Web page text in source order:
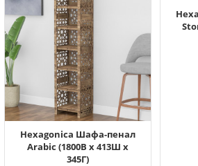
Hexagonica Шафа-пенал
Arabic (1800В х 413Ш х
345Г)